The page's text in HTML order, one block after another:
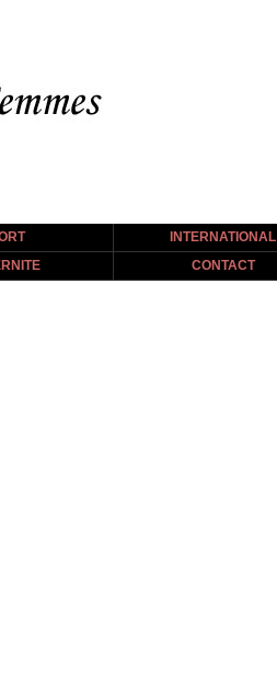
INTERNATIONAL
CONTACT